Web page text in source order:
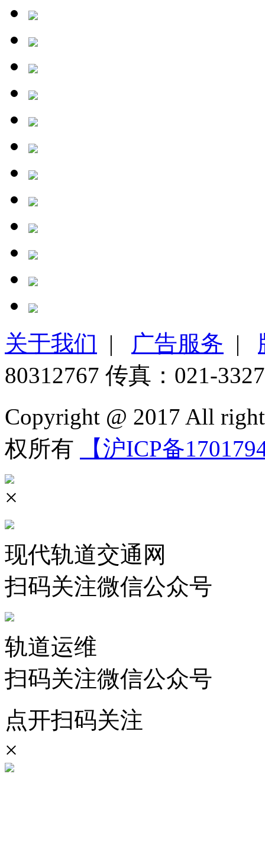
关于我们 | 广告服务 |
80312767 传真：021-
Copyright @ 2017 All
权所有
【沪ICP备
×
现代轨道交通网
扫码关注微信公众号
轨道运维
扫码关注微信公众号
点开扫码关注
×